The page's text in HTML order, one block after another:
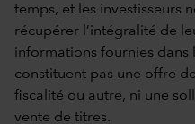
temps, et les investisseurs
récupérer l’intégralité de
informations fournies dans
constituent pas une offre
fiscalité ou autre, ni une
vente de titres.